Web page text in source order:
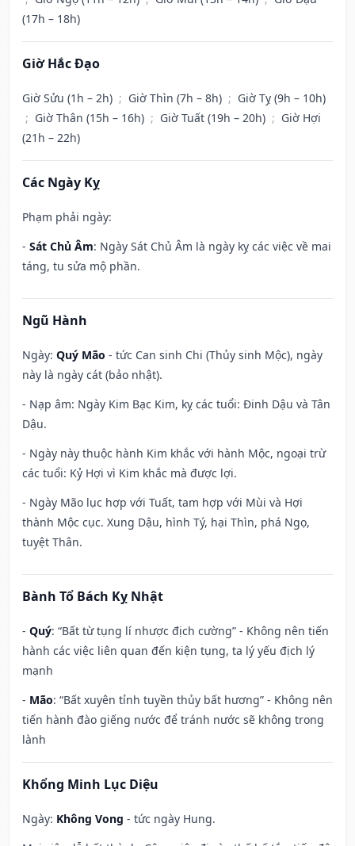
(17h – 18h)
Giờ Hắc Đạo
Giờ Sửu (1h – 2h) ; Giờ Thìn (7h – 8h) ; Giờ Tỵ (9h – 10h)
; Giờ Thân (15h – 16h) ; Giờ Tuất (19h – 20h) ; Giờ Hợi
(21h – 22h)
Các Ngày Kỵ
Phạm phải ngày:
- Sát Chủ Âm: Ngày Sát Chủ Âm là ngày kỵ các việc về mai
táng, tu sửa mộ phần.
Ngũ Hành
Ngày: Quý Mão - tức Can sinh Chi (Thủy sinh Mộc), ngày
này là ngày cát (bảo nhật).
- Nạp âm: Ngày Kim Bạc Kim, kỵ các tuổi: Đinh Dậu và Tân
Dậu.
- Ngày này thuộc hành Kim khắc với hành Mộc, ngoại trừ
các tuổi: Kỷ Hợi vì Kim khắc mà được lợi.
- Ngày Mão lục hợp với Tuất, tam hợp với Mùi và Hợi
thành Mộc cục. Xung Dậu, hình Tý, hại Thìn, phá Ngọ,
tuyệt Thân.
Bành Tổ Bách Kỵ Nhật
- Quý: “Bất từ tụng lí nhược địch cường” - Không nên tiến
hành các việc liên quan đến kiện tụng, ta lý yếu địch lý
mạnh
- Mão: “Bất xuyên tỉnh tuyền thủy bất hương” - Không nên
tiến hành đào giếng nước để tránh nước sẽ không trong
lành
Khổng Minh Lục Diệu
Ngày: Không Vong - tức ngày Hung.